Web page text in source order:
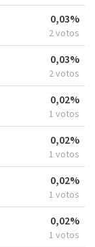
0,03%
2 votos
0,03%
2 votos
0,02%
1 votos
0,02%
1 votos
0,02%
1 votos
0,02%
1 votos